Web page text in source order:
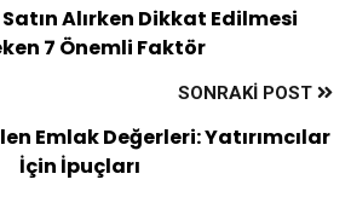
Satın Alırken Dikkat Edilmesi
7 Önemli Faktör
SONRAKI POST
Emlak Değerleri: Yatırımcılar
İçin İpuçları